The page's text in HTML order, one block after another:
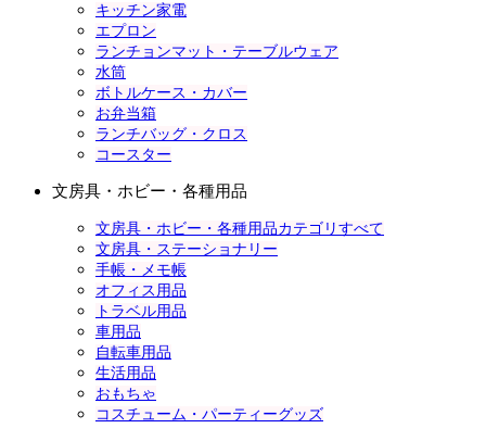
キッチン家電
エプロン
ランチョンマット・テーブルウェア
水筒
ボトルケース・カバー
お弁当箱
ランチバッグ・クロス
コースター
文房具・ホビー・各種用品
文房具・ホビー・各種用品カテゴリすべて
文房具・ステーショナリー
手帳・メモ帳
オフィス用品
トラベル用品
車用品
自転車用品
生活用品
おもちゃ
コスチューム・パーティーグッズ